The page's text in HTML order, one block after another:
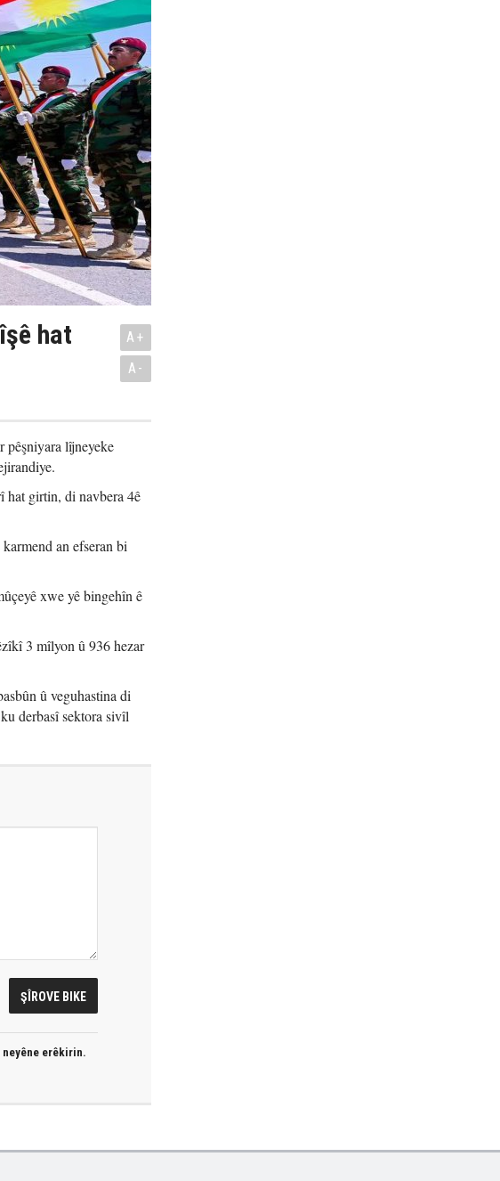
hat
A+
A-
pêşniyara lîjneyeke
hat girtin, di navbera 4ê
an efseran bi
xwe yê bingehîn ê
3 mîlyon û 936 hezar
û veguhastina di
derbasî sektora sivîl
neyêne erêkirin.